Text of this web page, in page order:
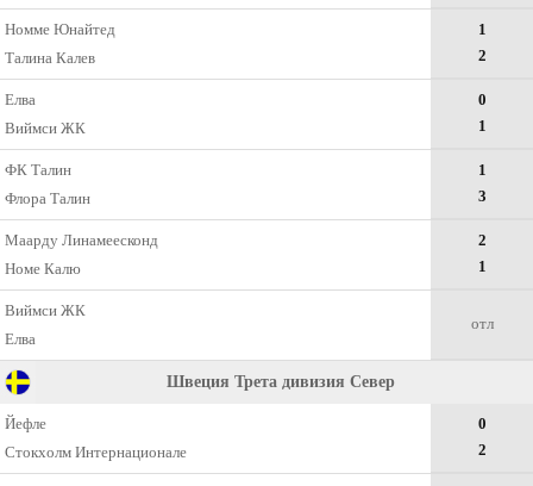
Номме Юнайтед
Талина Калев
1
2
Елва
Виймси ЖК
0
1
ФК Талин
Флора Талин
1
3
Маарду Линамеесконд
Номе Калю
2
1
Виймси ЖК
Елва
отл
Швеция Трета дивизия Север
Йефле
Стокхолм Интернационале
0
2